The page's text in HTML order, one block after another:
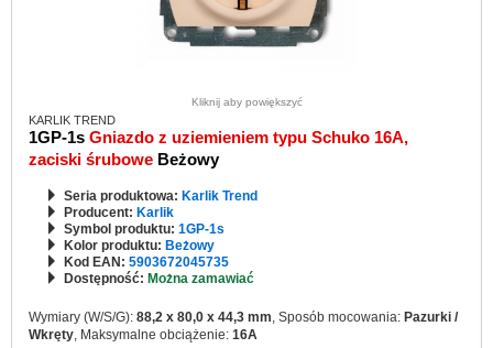
Kliknij aby powiększyć
KARLIK TREND
1GP-1s Gniazdo z uziemieniem typu Schuko 16A,
zaciski śrubowe Beżowy
Seria produktowa: Karlik Trend
Producent: Karlik
Symbol produktu: 1GP-1s
Kolor produktu: Beżowy
Kod EAN: 5903672045735
Dostępność: Można zamawiać
Wymiary (W/S/G): 88,2 x 80,0 x 44,3 mm, Sposób mocowania: Pazurki /
Wkręty, Maksymalne obciążenie: 16A